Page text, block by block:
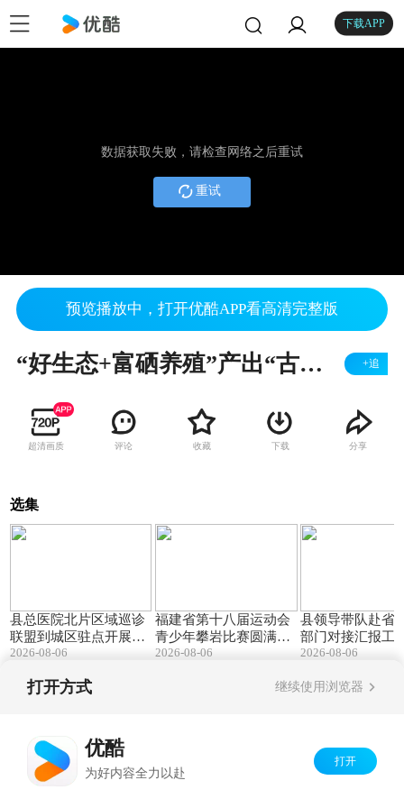
下载APP
数据获取失败，请检查网络之后重试
重试
预览播放中，打开优酷APP看高清完整版
“好生态+富硒养殖”产出“古龙富硒蛋”.mpg +追
超清画质 评论 收藏 下载 分享
选集
县总医院北片区域巡诊
联盟到城区驻点开展义
诊夜市.mpg
2026-08-06
福建省第十八届运动会
青少年攀岩比赛圆满收
官.mpg
2026-08-06
县领导带队赴省
部门对接汇报工
2026-08-06
打开方式 继续使用浏览器
优酷
为好内容全力以赴
打开